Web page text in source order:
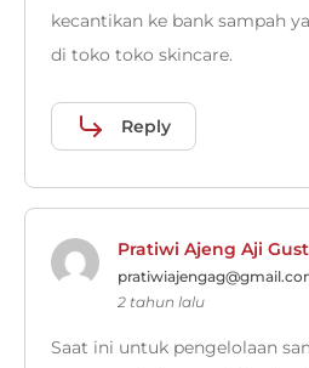
kecantikan ke bank sampah
di toko toko skincare.
Reply
Pratiwi Ajeng Aji
2 tahun lalu
Saat ini untuk pengelolaan